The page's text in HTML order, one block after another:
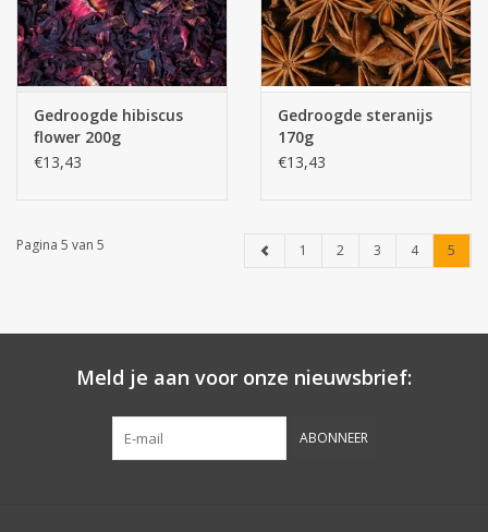
Gedroogde hibiscus
flower 200g
€13,43
Gedroogde steranijs
170g
€13,43
Pagina 5 van 5 1 2 3 4 5
Meld je aan voor onze nieuwsbrief:
ABONNEER